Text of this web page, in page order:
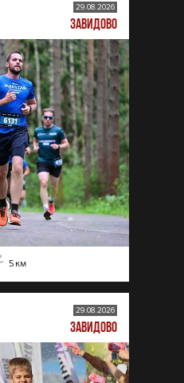
29.08.2026
ЗАВИДОВО
5 км
29.08.2026
ЗАВИДОВО